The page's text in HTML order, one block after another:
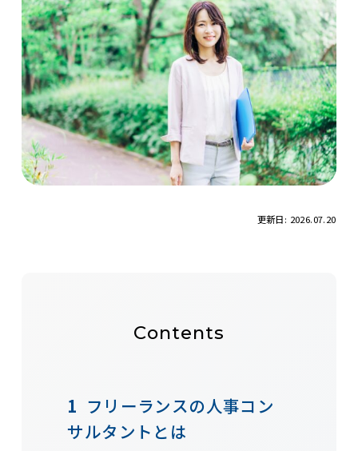
更新日: 2026.07.20
Contents
フリーランスの人事コン
サルタントとは